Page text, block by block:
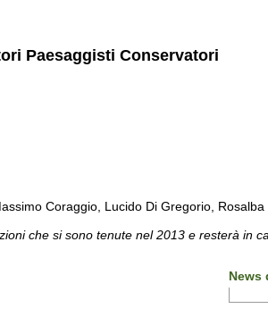
Paesaggisti Conservatori
Coraggio, Lucido Di Gregorio,
che si sono tenute nel 2013 e resterà in
News